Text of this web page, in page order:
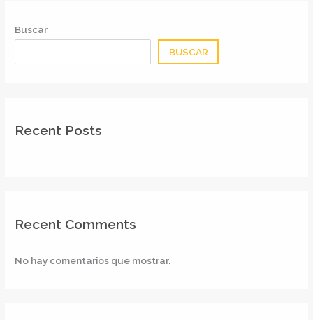
Buscar
BUSCAR
Recent Posts
Recent Comments
No hay comentarios que mostrar.